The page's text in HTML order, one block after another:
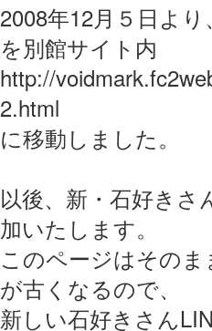
2008年12月５日よ
を別館サイト内
http://
2.html
に移動しました。
以後、新・石好きさ
加いたします。
このページはその
が古くなるので、
新しい石好きさん